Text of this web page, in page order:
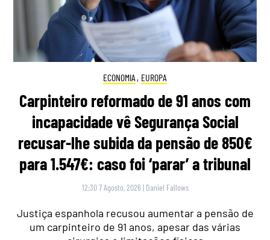
ECONOMIA , EUROPA
Carpinteiro reformado de 91 anos com
incapacidade vê Segurança Social
recusar-lhe subida da pensão de 850€
para 1.547€: caso foi ‘parar’ a tribunal
12:30 7 Agosto, 2026 | Daniel Fallows
Justiça espanhola recusou aumentar a pensão de
um carpinteiro de 91 anos, apesar das várias